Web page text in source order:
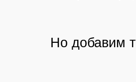
Но добавим